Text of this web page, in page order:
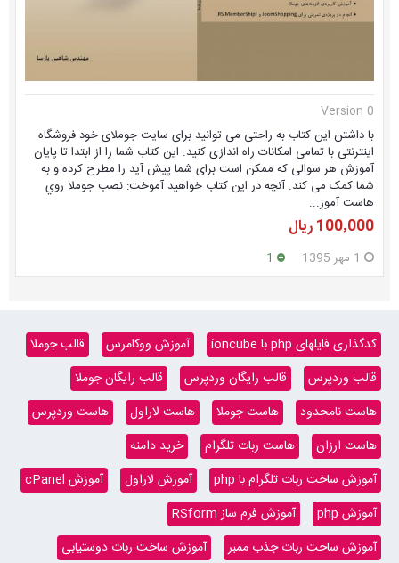
Version 0
با داشتن این کتاب به راحتی می توانید برای سایت جوملای خود فروشگاه
اینترنتی با تمامی امکانات راه اندازی کنید. این کتاب شما را از ابتدا تا پایان
آموزش هر سوالی که ممکن است برای شما پیش آید را مطرح کرده و به
شما کمک می کند. آنچه در این کتاب خواهید آموخت: نصب جوملا روي
هاست آموز...
100٬000 ریال
1 مهر 1395
کدگذاری فایلهای php با ioncube آموزش ووکامرس
قالب جوملا
قالب وردپرس
قالب رایگان وردپرس
قالب رایگان جوملا
هاست نامحدود
هاست جوملا هاست لاراول
هاست وردپرس
هاست ارزان
هاست ربات تلگرام
خرید دامنه
آموزش ساخت ربات تلگرام با php
آموزش لاراول
آموزش cPanel
آموزش php
آموزش فرم ساز RSform
آموزش ساخت ربات جذب ممبر
آموزش ساخت ربات دوستیابی